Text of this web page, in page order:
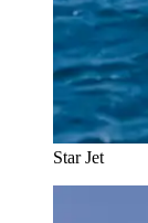
Star Jet